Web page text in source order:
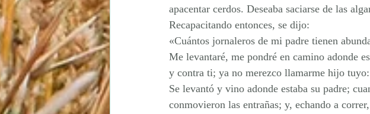
apacentar cerdos. Deseaba saciarse de las
Recapacitando entonces, se dijo:
«Cuántos jornaleros de mi padre tienen
Me levantaré, me pondré en camino adonde
y contra ti; ya no merezco llamarme hijo
Se levantó y vino adonde estaba su padre;
conmovieron las entrañas; y, echando a